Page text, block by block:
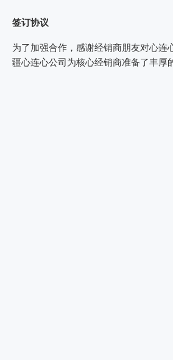
签订协议
为了加强合作，感谢经销商朋友对心连
疆心连心公司为核心经销商准备了丰厚